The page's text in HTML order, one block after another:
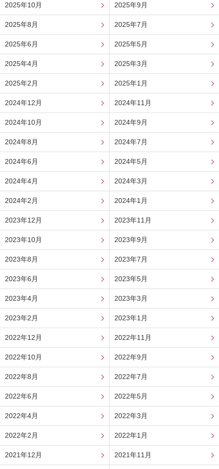
2025年10月 2025年9月
2025年8月 2025年7月
2025年6月 2025年5月
2025年4月 2025年3月
2025年2月 2025年1月
2024年12月 2024年11月
2024年10月 2024年9月
2024年8月 2024年7月
2024年6月 2024年5月
2024年4月 2024年3月
2024年2月 2024年1月
2023年12月 2023年11月
2023年10月 2023年9月
2023年8月 2023年7月
2023年6月 2023年5月
2023年4月 2023年3月
2023年2月 2023年1月
2022年12月 2022年11月
2022年10月 2022年9月
2022年8月 2022年7月
2022年6月 2022年5月
2022年4月 2022年3月
2022年2月 2022年1月
2021年12月 2021年11月